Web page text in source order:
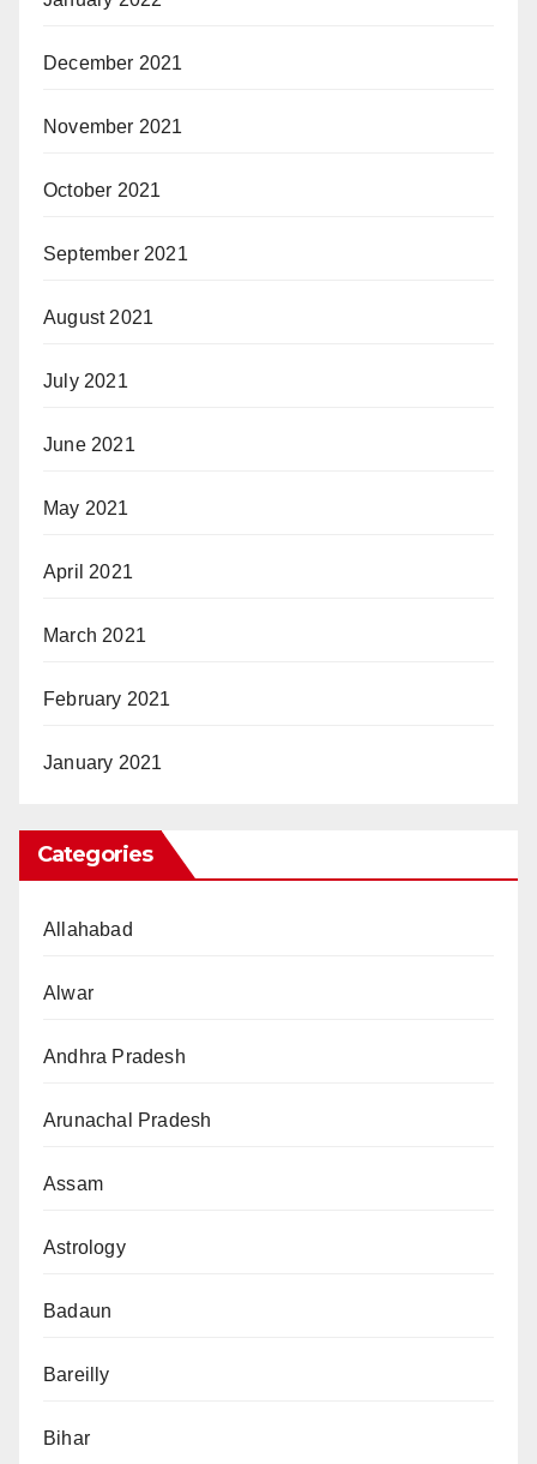
December 2021
November 2021
October 2021
September 2021
August 2021
July 2021
June 2021
May 2021
April 2021
March 2021
February 2021
January 2021
Categories
Allahabad
Alwar
Andhra Pradesh
Arunachal Pradesh
Assam
Astrology
Badaun
Bareilly
Bihar